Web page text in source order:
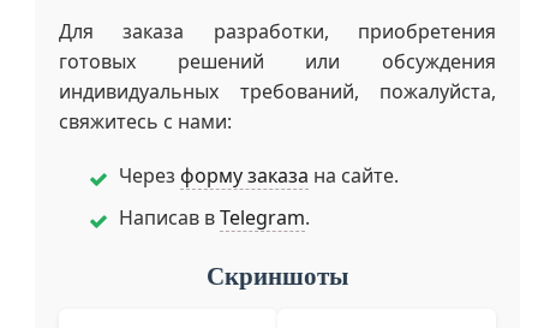
Для заказа разработки, приобретения
готовых решений или обсуждения
индивидуальных требований, пожалуйста,
свяжитесь с нами:
Через форму заказа на сайте.
Написав вTelegram.
Скриншоты